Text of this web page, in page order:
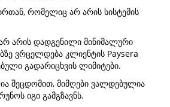
რომელიც არ არის სისტემის
არის დადგენილი მინიმალური
ვრცელდება კლიენტის Paysera
გადარიცხვის ლიმიტები.
შეცდომით, მიმღები ვალდებულია
იგი გამგზავნს.